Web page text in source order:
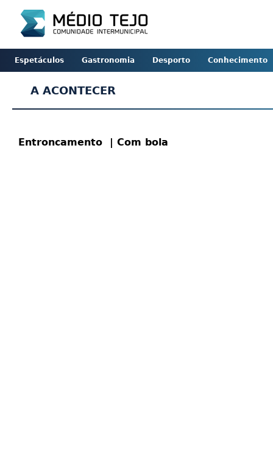
Espetáculos Gastronomia Desporto Conhecimento
A ACONTECER
Entroncamento | Com bola